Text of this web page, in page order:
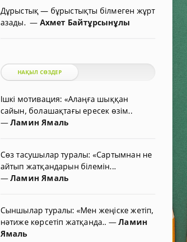
Дұрыстық — бұрыстықты білмеген жұрт
азады.— Ахмет Байтұрсынұлы
НАҚЫЛ СӨЗДЕР
Ішкі мотивация: «Алаңға шыққан
сайын, болашақтағы ересек өзім..
—Ламин Ямаль
Сөз тасушылар туралы: «Сартымнан не
айтып жатқандарын білемін...
—Ламин Ямаль
Сыншылар туралы: «Мен жеңіске жетіп,
нәтиже көрсетіп жатқанда.. —Ламин
Ямаль